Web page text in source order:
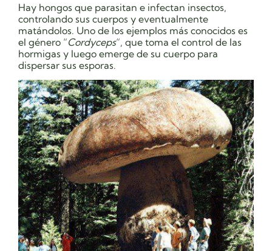
Hay hongos que parasitan e infectan insectos,
controlando sus cuerpos y eventualmente
matándolos. Uno de los ejemplos más conocidos es
el género “Cordyceps“, que toma el control de las
hormigas y luego emerge de su cuerpo para
dispersar sus esporas.